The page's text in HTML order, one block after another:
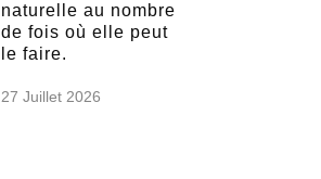
naturelle au nombre
de fois où elle peut
le faire.
27 Juillet 2026